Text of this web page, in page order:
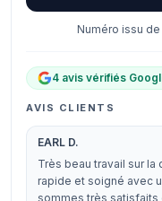
Numéro issu
4 avis vérifiés
AVIS CLIENTS
EARL D.
Très beau travail sur
rapide et soigné avec
sommes très satisfaits